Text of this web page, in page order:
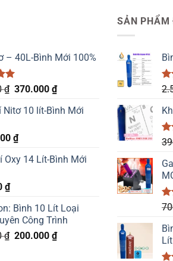
– 40L-Bình Mới 100%
₫ Giá
là:
370.000₫Giá
tại
Nitơ 10 lít-Bình Mới
₫
Oxy 14 Lít-Bình Mới
₫
Bình 10 Lít Loại
Công Trình
₫ Giá
200.000₫Giá
SẢN PHẨM
5
5
5
Lít